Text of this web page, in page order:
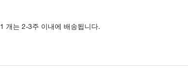
1 개는 2-3주 이내에 배송됩니다.